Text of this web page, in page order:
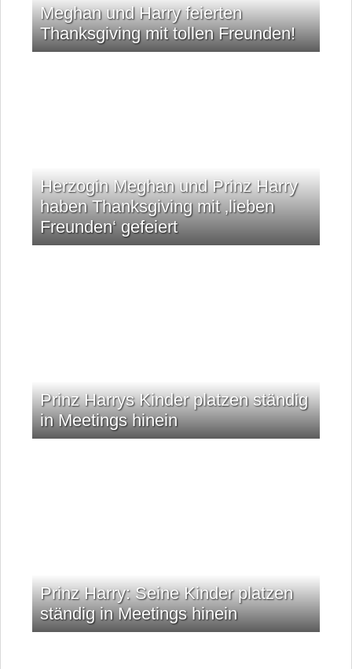
Meghan und Harry feierten
Thanksgiving mit tollen Freunden!
Herzogin Meghan und Prinz Harry
haben Thanksgiving mit ‚lieben
Freunden‘ gefeiert
Prinz Harrys Kinder platzen ständig
in Meetings hinein
Prinz Harry: Seine Kinder platzen
ständig in Meetings hinein